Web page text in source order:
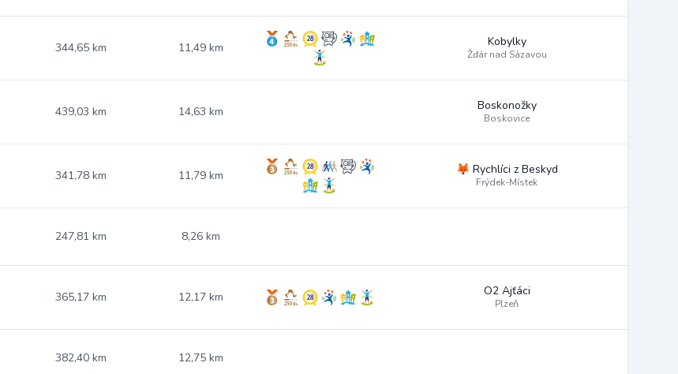
344,65 km 11,49 km Kobylky
Žďár nad Sázavou
439,03 km 14,63 km Boskonožky
Boskovice
341,78 km 11,79 km 🦊 Rychlíci z Beskyd
Frýdek-Místek
247,81 km 8,26 km
365,17 km 12,17 km O2 Ajťáci
Plzeň
382,40 km 12,75 km